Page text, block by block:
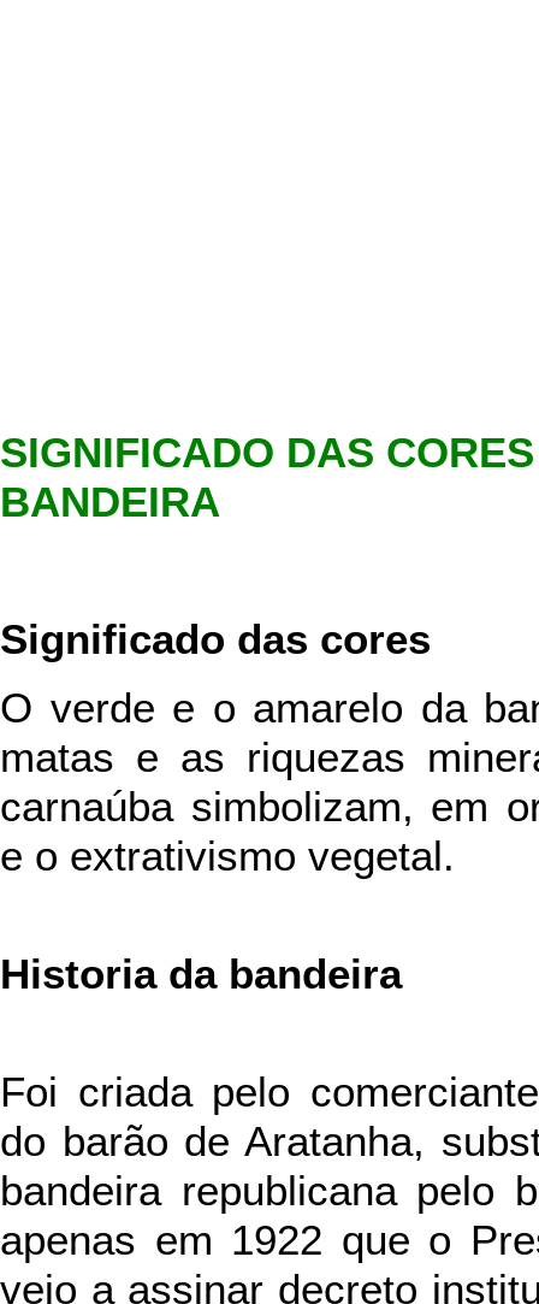
SIGNIFICADO DAS
BANDEIRA
Significado das cores
O verde e o amarelo da
matas e as riquezas
carnaúba simbolizam, em
e o extrativismo vegetal.
Historia da bandeira
Foi criada pelo
do barão de Aratanha,
bandeira republicana pelo
apenas em 1922 que o
veio a assinar decreto